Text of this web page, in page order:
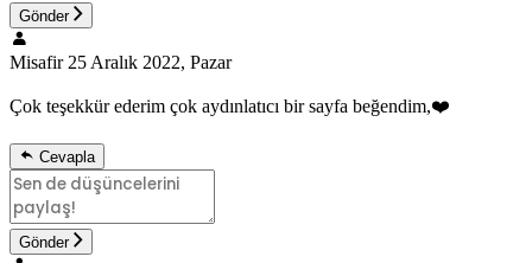
Gönder
Misafir 25 Aralık 2022, Pazar
Çok teşekkür ederim çok aydınlatıcı bir sayfa beğendim,❤️
Cevapla
Gönder